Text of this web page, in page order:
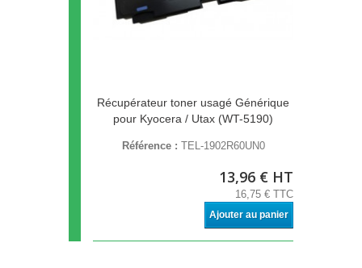
Récupérateur toner usagé Générique
pour Kyocera / Utax (WT-5190)
Référence : TEL-1902R60UN0
13,96 € HT
16,75 € TTC
Ajouter au panier